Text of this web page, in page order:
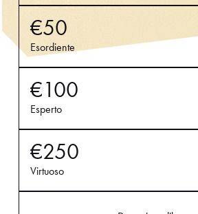
€50
Esordiente
€100
Esperto
€250
Virtuoso